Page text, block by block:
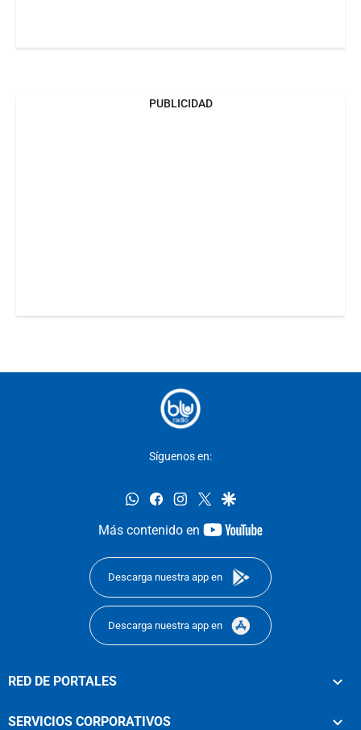
PUBLICIDAD
Síguenos en:
whatsappfacebookinstagram
twittergoogle
Más contenido en
youtube-
Descarga nuestra app en
Descarga nuestra app en
RED DE PORTALES
SERVICIOS CORPORATIVOS